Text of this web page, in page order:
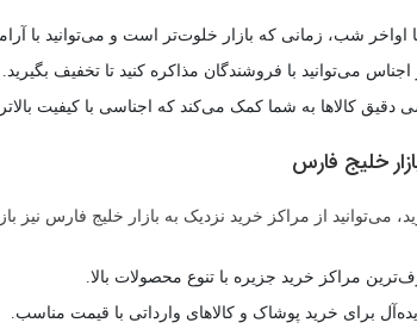
اواخر شب، زمانی که بازار خلوت‌تر است و می‌توانید با
می‌توانید با فروشندگان مذاکره کنید تا تخفیف بگیرید.
دقیق کالاها به شما کمک می‌کند که اجناسی با کیفیت بالاتر
خلیج فارس
می‌توانید از مراکز خرید نزدیک به بازار خلیج فارس نیز
مراکز خرید جزیره با تنوع محصولات بالا.
برای خرید پوشاک و کالاهای وارداتی با قیمت مناسب.